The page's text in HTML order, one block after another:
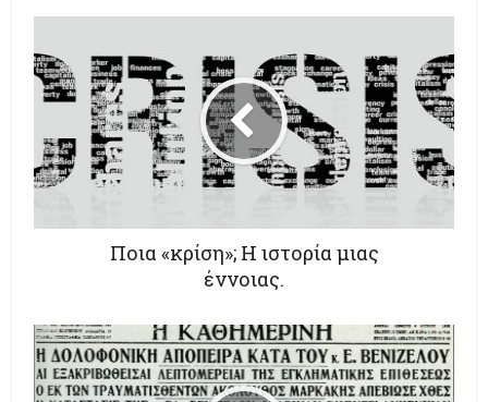
Ποια «κρίση»; Η ιστορία μιας
έννοιας.